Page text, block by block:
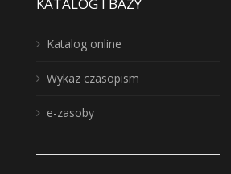
Katalog online
Wykaz czasopism
e-zasoby